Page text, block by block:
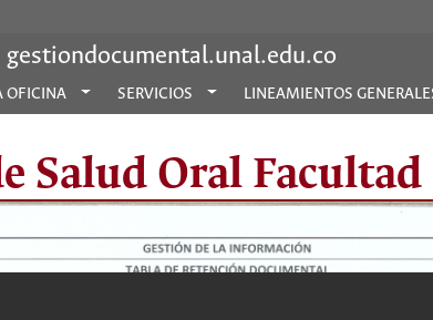
gestiondocumental.unal.edu.co
OFICINA SERVICIOS LINEAMIENTOS
Salud Oral